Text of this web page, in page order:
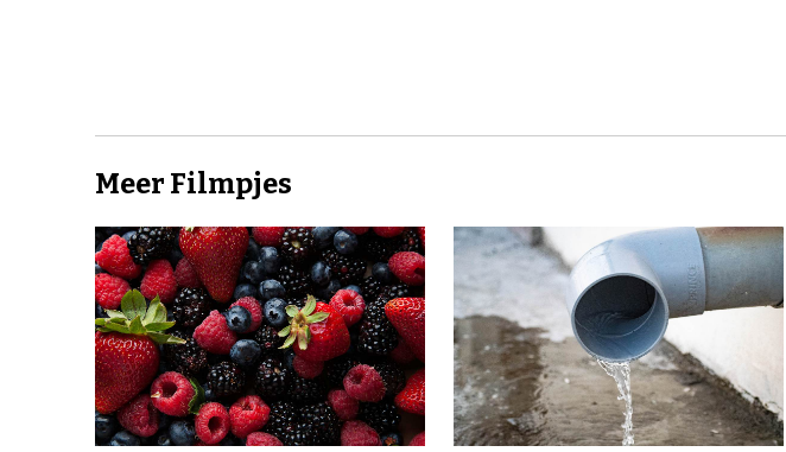
Meer Filmpjes